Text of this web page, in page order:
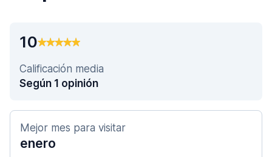
10
Calificación media
Según 1 opinión
Mejor mes para visitar
enero